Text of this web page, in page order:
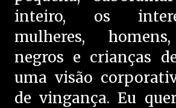
inteiro, os
mulheres,
negros e crianças
uma visão
de vingança. Eu